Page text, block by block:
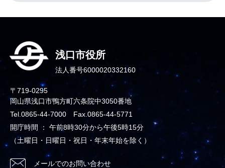
浅口市役所
法人番号6000020332160
〒719-0295
岡山県浅口市鴨方町六条院中3050番地
Tel.0865-44-7000 Fax.0865-44-5771
開庁時間 ： 午前8時30分から午後5時15分
（土曜日・日曜日・祝日・年末年始を除く）
メールでのお問い合わせ